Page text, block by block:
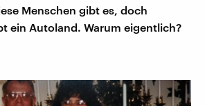
Menschen gibt es, doch
ein Autoland. Warum eigentlich?